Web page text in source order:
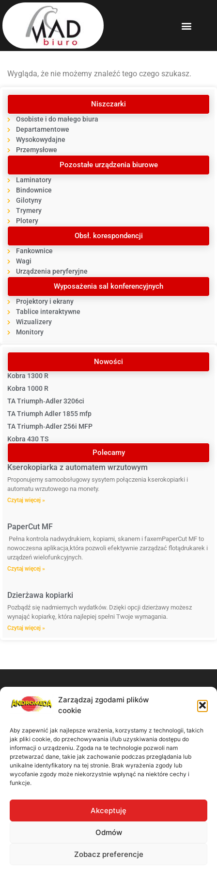
Zarządzaj zgodami plików
cookie
Aby zapewnić jak najlepsze wrażenia, korzystamy z technologii, takich
jak pliki cookie, do przechowywania i/lub uzyskiwania dostępu do
informacji o urządzeniu. Zgoda na te technologie pozwoli nam
przetwarzać dane, takie jak zachowanie podczas przeglądania lub
unikalne identyfikatory na tej stronie. Brak wyrażenia zgody lub
wycofanie zgody może niekorzystnie wpłynąć na niektóre cechy i
funkcje.
Akceptuję
Odmów
Zobacz preferencje
Niszczarki
Osobiste i do małego biura
Departamentowe
Wysokowydajne
Przemysłowe
Pozostałe urządzenia biurowe
Laminatory
Bindownice
Gilotyny
Trymery
Plotery
Obsł. korespondencji
Fankownice
Wagi
Urządzenia peryferyjne
Wyposażenia sal konferencyjnych
Projektory i ekrany
Tablice interaktywne
Wizualizery
Monitory
Wygląda, że nie możemy znaleźć tego czego szukasz.
Nowości
Kobra 1300 R
Kobra 1000 R
TA Triumph‐Adler 3206ci
TA Triumph Adler 1855 mfp
TA Triumph‐Adler 256i MFP
Kobra 430 TS
Polecamy
Kserokopiarka z automatem wrzutowym
Proponujemy samoobsługowy sysytem połączenia kserokopiarki i
automatu wrzutowego na monety.
Czytaj więcej »
PaperCut MF
Pełna kontrola nadwydrukiem, kopiami, skanem i faxemPaperCut MF to
nowoczesna aplikacja,która pozwoli efektywnie zarządzać flotądrukarek i
urządzeń wielofunkcyjnych.
Czytaj więcej »
Dzierżawa kopiarki
Pozbądź się nadmiernych wydatków. Dzięki opcji dzierżawy możesz
wynająć kopiarkę, która najlepiej spełni Twoje wymagania.
Czytaj więcej »
Zadzwoń do nas:
61 867 11 91
Napisz wiadomość:
biuro@madbiuro.pl
ul. Kamiennogórska 9/41 60-179 Poznań